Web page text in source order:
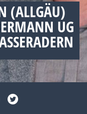
(ALLGÄU)
UG